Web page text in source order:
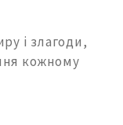
і злагоди,
кожному